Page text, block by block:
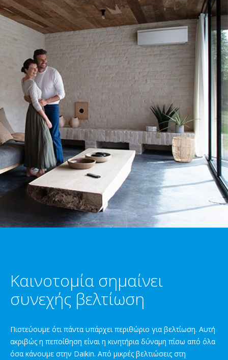
Καινοτομία σημαίνει
συνεχής βελτίωση
Πιστεύουμε ότι πάντα υπάρχει περιθώριο για βελτίωση. Αυτή
ακριβώς η πεποίθηση είναι η κινητήρια δύναμη πίσω από όλα
όσα κάνουμε στην Daikin. Από μικρές βελτιώσεις στη